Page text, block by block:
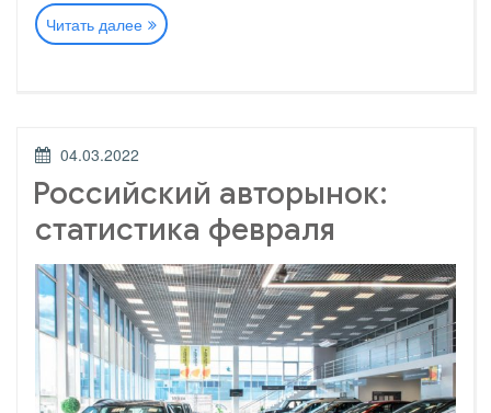
Читать далее«Российский
авторынок:
ОПУБЛИКОВАНО
04.03.2022
Российский авторынок:
статистика февраля